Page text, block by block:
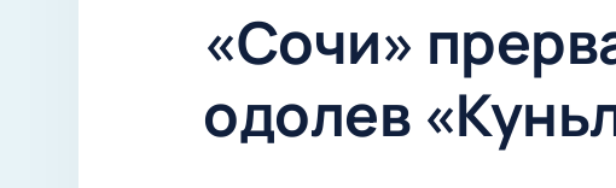
«Сочи»
одолев